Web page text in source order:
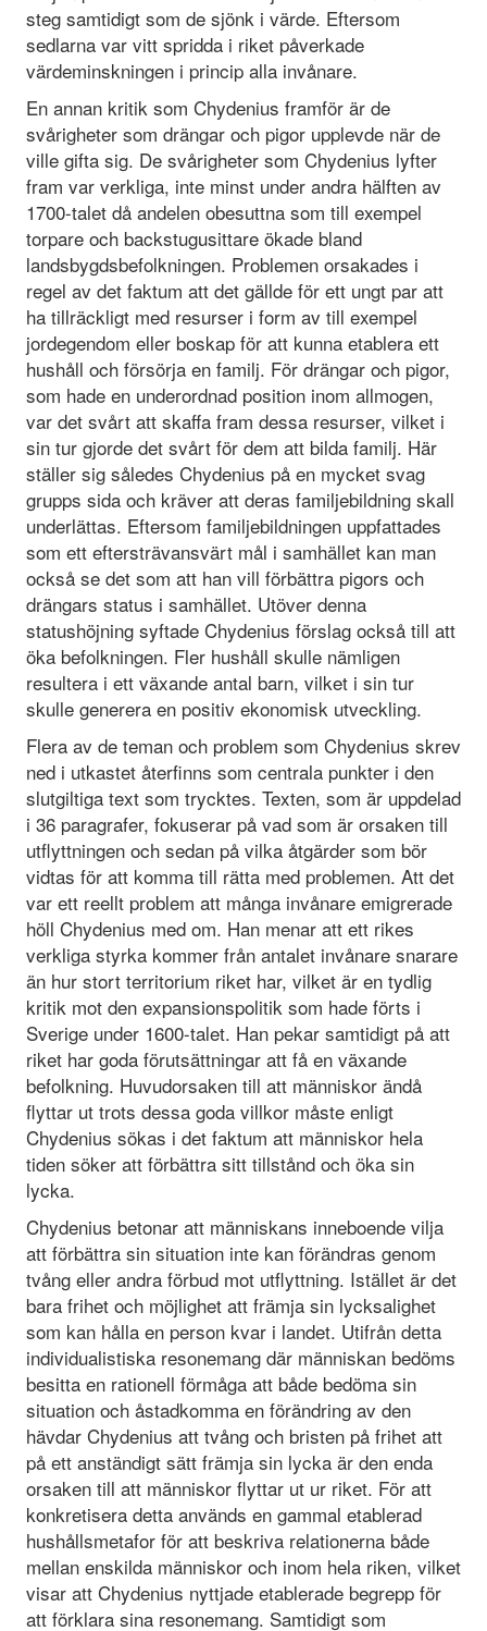
steg samtidigt som de sjönk i värde. Eftersom
sedlarna var vitt spridda i riket påverkade
värdeminskningen i princip alla invånare.
En annan kritik som Chydenius framför är de
svårigheter som drängar och pigor upplevde när de
ville gifta sig. De svårigheter som Chydenius lyfter
fram var verkliga, inte minst under andra hälften av
1700-talet då andelen obesuttna som till exempel
torpare och backstugusittare ökade bland
landsbygdsbefolkningen. Problemen orsakades i
regel av det faktum att det gällde för ett ungt par att
ha tillräckligt med resurser i form av till exempel
jordegendom eller boskap för att kunna etablera ett
hushåll och försörja en familj. För drängar och pigor,
som hade en underordnad position inom allmogen,
var det svårt att skaffa fram dessa resurser, vilket i
sin tur gjorde det svårt för dem att bilda familj. Här
ställer sig således Chydenius på en mycket svag
grupps sida och kräver att deras familjebildning skall
underlättas. Eftersom familjebildningen uppfattades
som ett eftersträvansvärt mål i samhället kan man
också se det som att han vill förbättra pigors och
drängars status i samhället. Utöver denna
statushöjning syftade Chydenius förslag också till att
öka befolkningen. Fler hushåll skulle nämligen
resultera i ett växande antal barn, vilket i sin tur
skulle generera en positiv ekonomisk utveckling.
Flera av de teman och problem som Chydenius skrev
ned i utkastet återfinns som centrala punkter i den
slutgiltiga text som trycktes. Texten, som är uppdelad
i 36 paragrafer, fokuserar på vad som är orsaken till
utflyttningen och sedan på vilka åtgärder som bör
vidtas för att komma till rätta med problemen. Att det
var ett reellt problem att många invånare emigrerade
höll Chydenius med om. Han menar att ett rikes
verkliga styrka kommer från antalet invånare snarare
än hur stort territorium riket har, vilket är en tydlig
kritik mot den expansionspolitik som hade förts i
Sverige under 1600-talet. Han pekar samtidigt på att
riket har goda förutsättningar att få en växande
befolkning. Huvudorsaken till att människor ändå
flyttar ut trots dessa goda villkor måste enligt
Chydenius sökas i det faktum att människor hela
tiden söker att förbättra sitt tillstånd och öka sin
lycka.
Chydenius betonar att människans inneboende vilja
att förbättra sin situation inte kan förändras genom
tvång eller andra förbud mot utflyttning. Istället är det
bara frihet och möjlighet att främja sin lycksalighet
som kan hålla en person kvar i landet. Utifrån detta
individualistiska resonemang där människan bedöms
besitta en rationell förmåga att både bedöma sin
situation och åstadkomma en förändring av den
hävdar Chydenius att tvång och bristen på frihet att
på ett anständigt sätt främja sin lycka är den enda
orsaken till att människor flyttar ut ur riket. För att
konkretisera detta används en gammal etablerad
hushållsmetafor för att beskriva relationerna både
mellan enskilda människor och inom hela riken, vilket
visar att Chydenius nyttjade etablerade begrepp för
att förklara sina resonemang. Samtidigt som